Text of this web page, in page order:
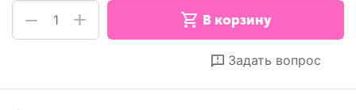
+
− В корзину
Задать вопрос